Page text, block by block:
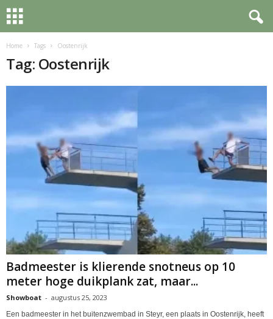
Home Tags Oostenrijk
Tag: Oostenrijk
Badmeester is klierende snotneus op 10
meter hoge duikplank zat, maar...
Showboat - augustus 25, 2023
Een badmeester in het buitenzwembad in Steyr, een plaats in Oostenrijk, heeft